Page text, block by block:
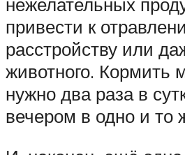
привести к
расстройству или
животного. Кормить
нужно два раза в
вечером в одно и то